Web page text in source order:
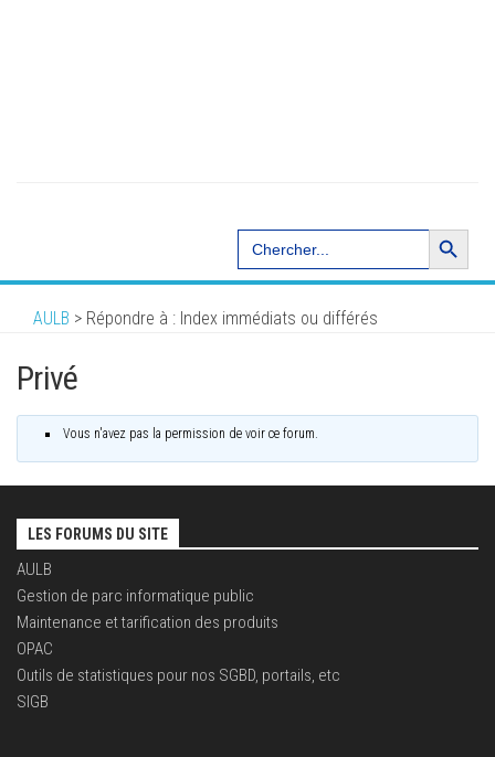
Search
for:
Search Button
AULB > Répondre à : Index immédiats ou différés
Privé
Vous n'avez pas la permission de voir ce forum.
LES FORUMS DU SITE
AULB
Gestion de parc informatique public
Maintenance et tarification des produits
OPAC
Outils de statistiques pour nos SGBD, portails, etc
SIGB